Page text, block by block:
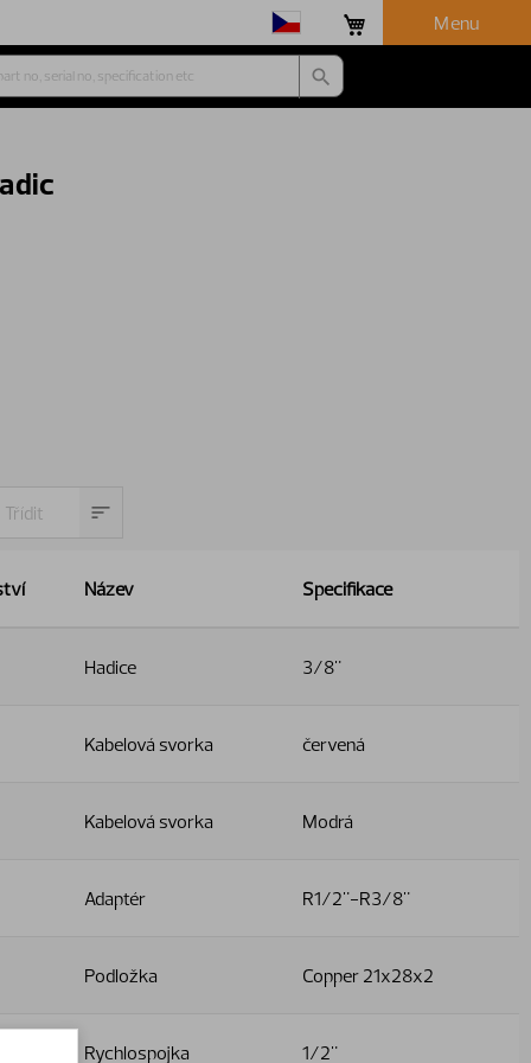
Menu
Název Specifikace
Hadice 3/8"
Kabelová svorka červená
Kabelová svorka Modrá
Adaptér R1/2"-R3/8"
Podložka Copper 21x28x2
Rychlospojka 1/2"